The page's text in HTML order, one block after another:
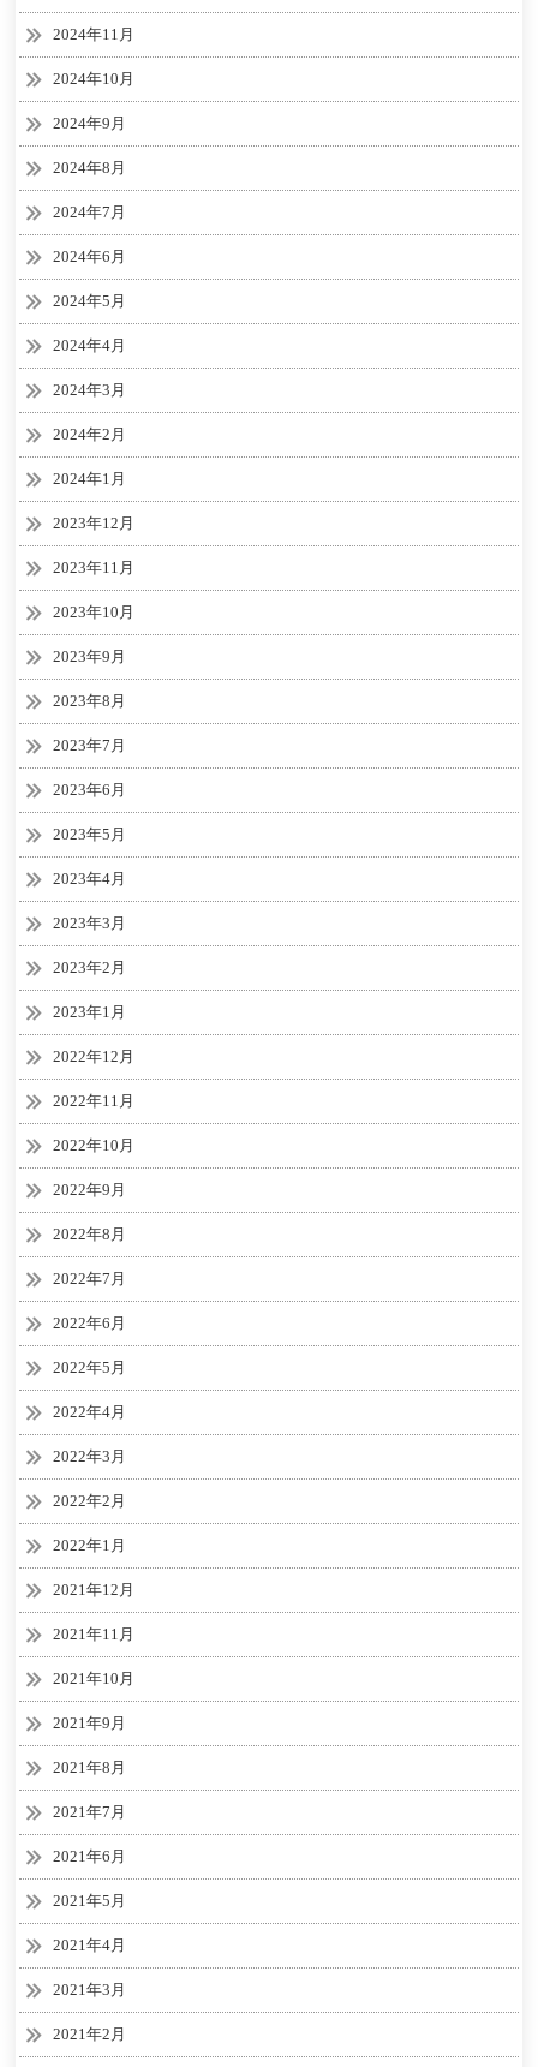
2024年11月
2024年10月
2024年9月
2024年8月
2024年7月
2024年6月
2024年5月
2024年4月
2024年3月
2024年2月
2024年1月
2023年12月
2023年11月
2023年10月
2023年9月
2023年8月
2023年7月
2023年6月
2023年5月
2023年4月
2023年3月
2023年2月
2023年1月
2022年12月
2022年11月
2022年10月
2022年9月
2022年8月
2022年7月
2022年6月
2022年5月
2022年4月
2022年3月
2022年2月
2022年1月
2021年12月
2021年11月
2021年10月
2021年9月
2021年8月
2021年7月
2021年6月
2021年5月
2021年4月
2021年3月
2021年2月